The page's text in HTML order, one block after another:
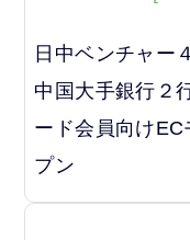
日中ベンチャー
中国大手銀行２
ード会員向け
プン